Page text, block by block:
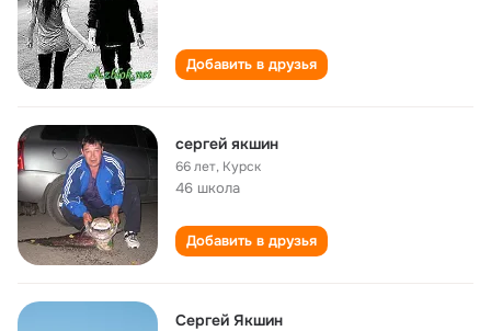
Добавить в друзья
сергей якшин
66 лет, Курск
46 школа
Добавить в друзья
Сергей Якшин